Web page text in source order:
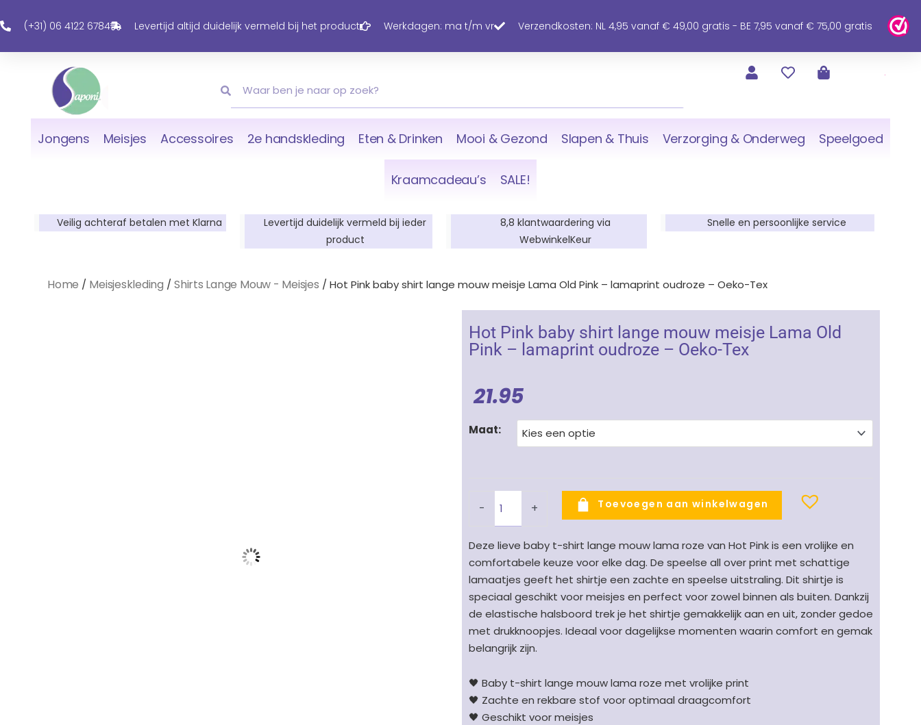
Naar
Inhoud
(+31) 06 4122 6784 Levertijd altijd duidelijk vermeld bij het product Werkdagen: ma t/m vr Verzendkosten: NL 4,95 vanaf € 49,00 gratis - BE 7,95 vanaf € 75,00 gratis
Jongens Meisjes Accessoires 2e handskleding Eten & Drinken Mooi & Gezond Slapen & Thuis Verzorging & Onderweg Speelgoed
Kraamcadeau’s SALE!
Veilig achteraf betalen met Klarna
Levertijd duidelijk vermeld bij ieder
product
8,8 klantwaardering via
WebwinkelKeur
Snelle en persoonlijke service
Home / Meisjeskleding / Shirts Lange Mouw - Meisjes / Hot Pink baby shirt lange mouw meisje Lama Old Pink – lamaprint oudroze – Oeko-Tex
Hot Pink baby shirt lange mouw meisje Lama Old
Pink – lamaprint oudroze – Oeko-Tex
21.95
Maat:
-
Hot
lange
mouw
meisje
Lama
Old
Pink
–
lamaprint
oudroze
-
Tex
aantal
+ Toevoegen aan winkelwagen
Deze lieve baby t-shirt lange mouw lama roze van Hot Pink is een vrolijke en
comfortabele keuze voor elke dag. De speelse all over print met schattige
lamaatjes geeft het shirtje een zachte en speelse uitstraling. Dit shirtje is
speciaal geschikt voor meisjes en perfect voor zowel binnen als buiten. Dankzij
de elastische halsboord trek je het shirtje gemakkelijk aan en uit, zonder gedoe
met drukknoopjes. Ideaal voor dagelijkse momenten waarin comfort en gemak
belangrijk zijn.
🖤 Baby t-shirt lange mouw lama roze met vrolijke print
🖤 Zachte en rekbare stof voor optimaal draagcomfort
🖤 Geschikt voor meisjes